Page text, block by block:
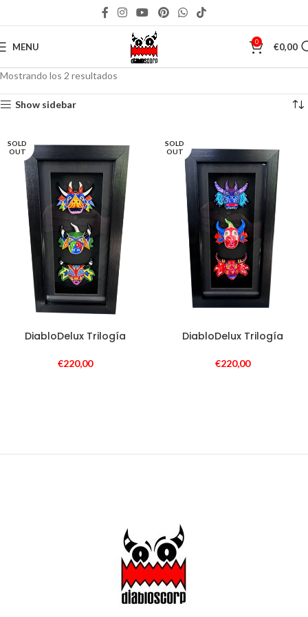
MENU 0 €0,00
Mostrando los 2 resultados
Show sidebar
SOLD
OUT
DiabloDelux Trilogía
€220,00
SOLD
OUT
DiabloDelux Trilogía
€220,00